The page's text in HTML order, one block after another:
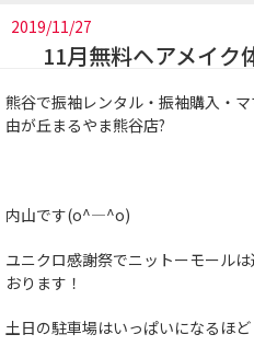
2019/11/27
11月無料ヘアメイ
熊谷で振袖レンタル・振袖購入・
由が丘まるやま熊谷店?
内山です(o^―^o)
ユニクロ感謝祭でニットーモール
おります！
土日の駐車場はいっぱいになるほど